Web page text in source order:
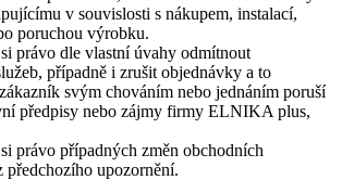
v souvislosti s nákupem, instalací,
poruchou výrobku.
právo dle vlastní úvahy odmítnout
případně i zrušit objednávky a to
svým chováním nebo jednáním poruší
předpisy nebo zájmy firmy ELNIKA plus,
právo případných změn obchodních
předchozího upozornění.